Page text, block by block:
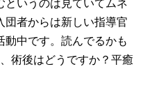
というのは見ていてムネ
団者からは新しい指導官
動中です。読んでるかも
術後はどうですか？平癒